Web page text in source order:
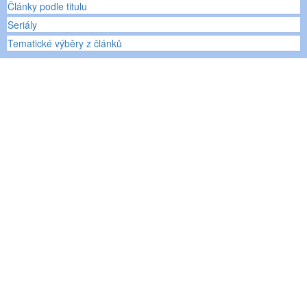
Články podle titulu
Seriály
Tematické výběry z článků